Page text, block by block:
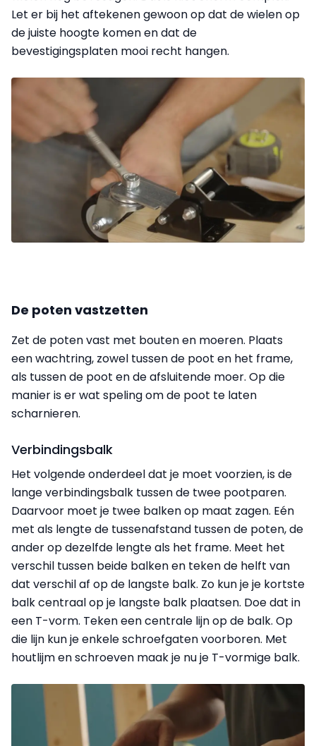
Let er bij het aftekenen gewoon op dat de wielen op
de juiste hoogte komen en dat de
bevestigingsplaten mooi recht hangen.
De poten vastzetten
Zet de poten vast met bouten en moeren. Plaats
een wachtring, zowel tussen de poot en het frame,
als tussen de poot en de afsluitende moer. Op die
manier is er wat speling om de poot te laten
scharnieren.
Verbindingsbalk
Het volgende onderdeel dat je moet voorzien, is de
lange verbindingsbalk tussen de twee pootparen.
Daarvoor moet je twee balken op maat zagen. Eén
met als lengte de tussenafstand tussen de poten, de
ander op dezelfde lengte als het frame. Meet het
verschil tussen beide balken en teken de helft van
dat verschil af op de langste balk. Zo kun je je kortste
balk centraal op je langste balk plaatsen. Doe dat in
een T-vorm. Teken een centrale lijn op de balk. Op
die lijn kun je enkele schroefgaten voorboren. Met
houtlijm en schroeven maak je nu je T-vormige balk.